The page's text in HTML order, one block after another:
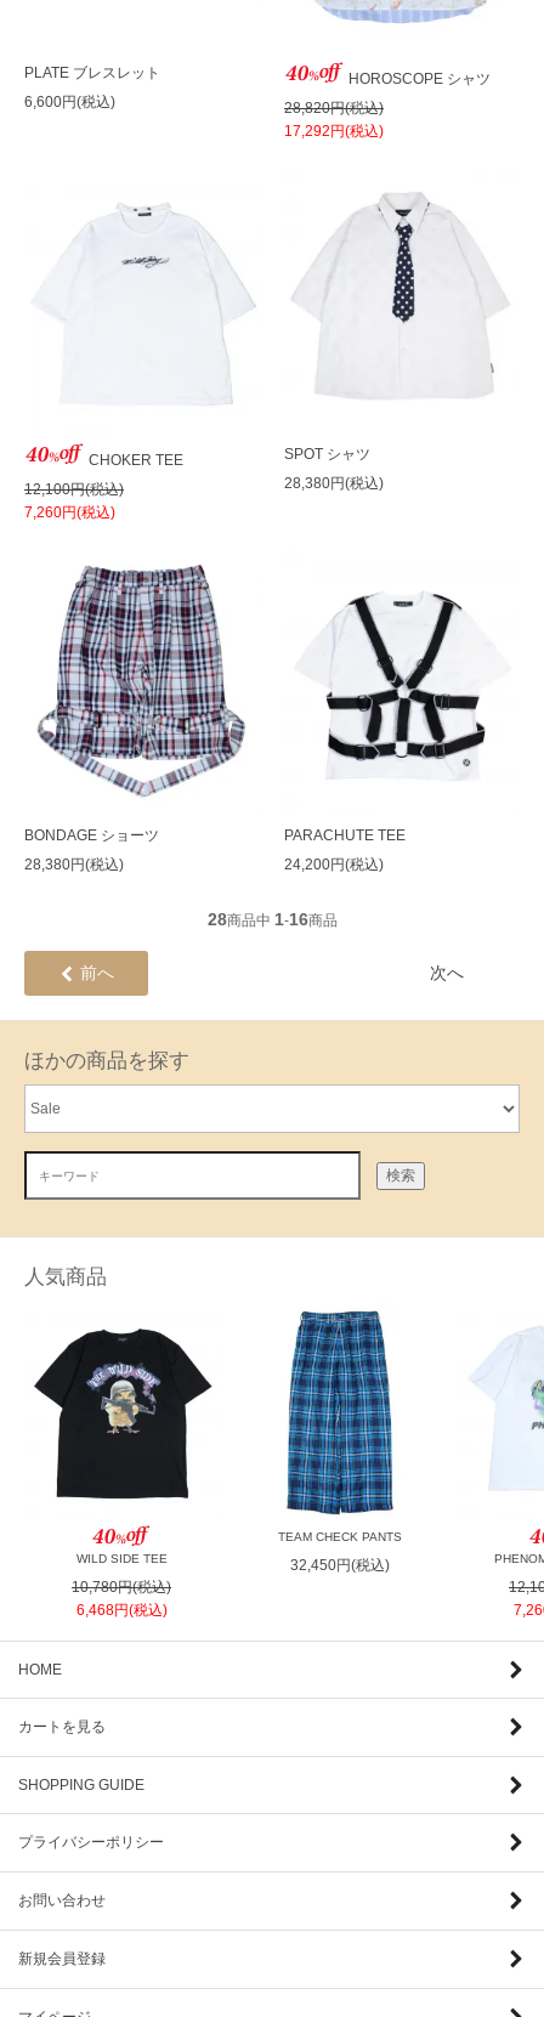
PLATE ブレスレット
6,600円(税込)
HOROSCOPE シャツ
28,820円(税込)
17,292円(税込)
CHOKER TEE
12,100円(税込)
7,260円(税込)
SPOT シャツ
28,380円(税込)
BONDAGE ショーツ
28,380円(税込)
PARACHUTE TEE
24,200円(税込)
28商品中 1-16商品
前へ 次へ
ほかの商品を探す
検索
人気商品
WILD SIDE TEE
10,780円(税込)
6,468円(税込)
TEAM CHECK PANTS
32,450円(税込)
HOME
カートを見る
SHOPPING GUIDE
プライバシーポリシー
お問い合わせ
新規会員登録